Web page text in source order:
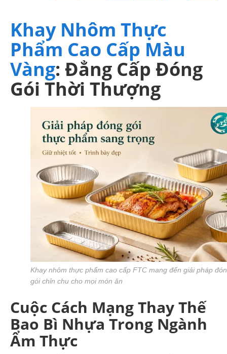
Khay Nhôm Thực
Phẩm Cao Cấp Màu
Vàng: Đẳng Cấp Đóng
Gói Thời Thượng
Khay nhôm thực phẩm cao cấp FTC mang đến giải pháp
gói chỉn chu cho mọi món ăn
Cuộc Cách Mạng Thay Thế
Bao Bì Nhựa Trong Ngành
Ẩm Thực